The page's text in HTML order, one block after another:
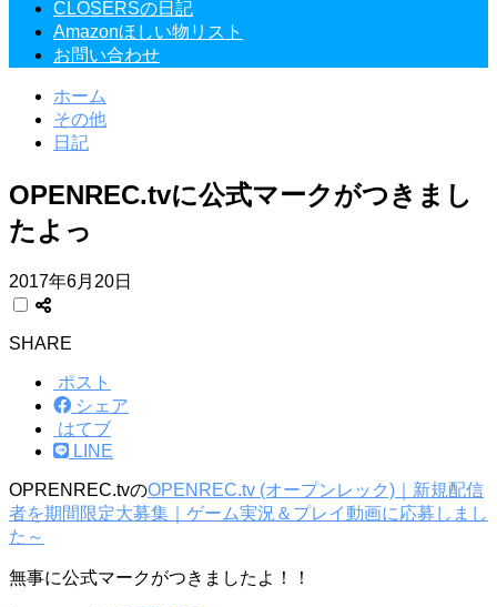
CLOSERSの日記
Amazonほしい物リスト
お問い合わせ
ホーム
その他
日記
OPENREC.tvに公式マークがつきまし
たよっ
2017年6月20日
SHARE
ポスト
シェア
はてブ
LINE
OPRENREC.tvのOPENREC.tv (オープンレック)｜新規配信
者を期間限定大募集｜ゲーム実況＆プレイ動画に応募しまし
た～
無事に公式マークがつきましたよ！！